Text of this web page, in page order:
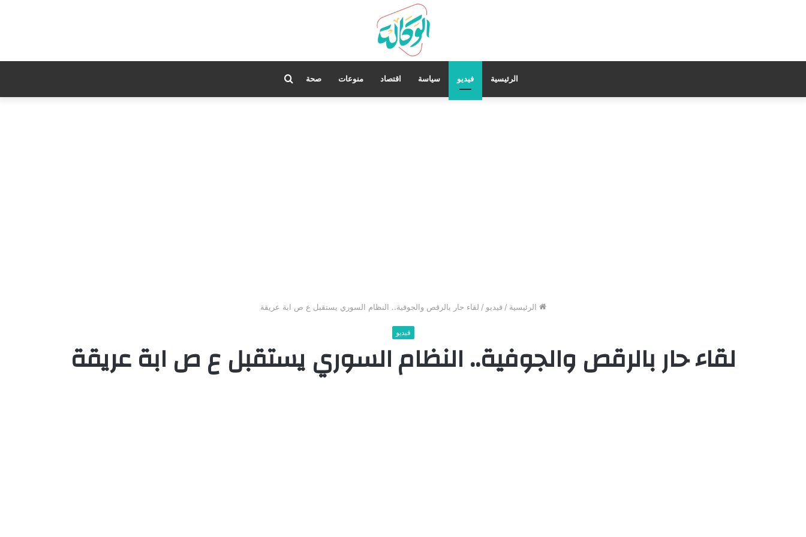
الرئيسية فيديو سياسة اقتصاد منوعات صحة
الرئيسية / فيديو / لقاء حار بالرقص والجوفية.. النظام السوري يستقبل ع ص ابة عريقة
فيديو
لقاء حار بالرقص والجوفية.. النظام السوري يستقبل ع ص ابة عريقة